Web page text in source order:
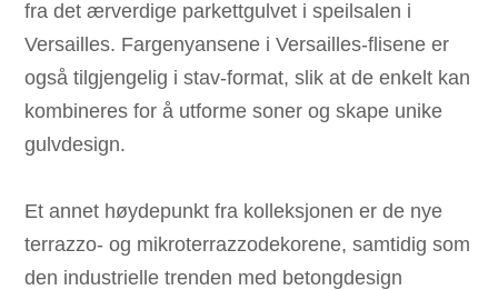
fra det ærverdige parkettgulvet i speilsalen i
Versailles. Fargenyansene i Versailles-flisene er
også tilgjengelig i stav-format, slik at de enkelt kan
kombineres for å utforme soner og skape unike
gulvdesign.
Et annet høydepunkt fra kolleksjonen er de nye
terrazzo- og mikroterrazzodekorene, samtidig som
den industrielle trenden med betongdesign